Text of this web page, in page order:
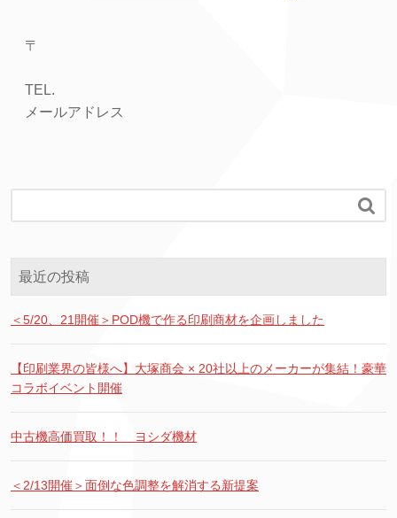
〒
TEL.
メールアドレス

最近の投稿
＜5/20、21開催＞POD機で作る印刷商材を企画しました
【印刷業界の皆様へ】大塚商会 × 20社以上のメーカーが集結！豪華
コラボイベント開催
中古機高価買取！！ ヨシダ機材
＜2/13開催＞面倒な色調整を解消する新提案